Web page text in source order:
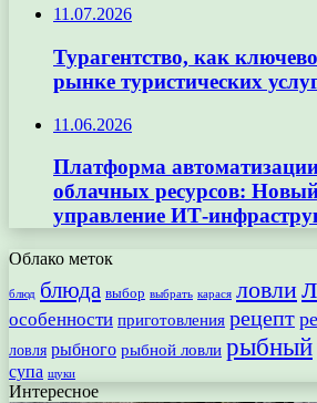
11.07.2026
Турагентство, как
рынке туристических
11.06.2026
Платформа
облачных ресурсов:
управление ИТ-
Облако меток
блюд блюда выбор выбрать карася ловли
особенности приготовления рецепт
ловля рыбного рыбной ловли рыбный
супа щуки
Интересное